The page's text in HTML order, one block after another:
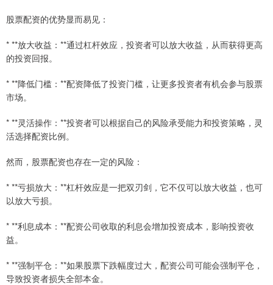
股票配资的优势显而易见：
* **放大收益：**通过杠杆效应，投资者可以放大收益，从而获得更高
的投资回报。
* **降低门槛：**配资降低了投资门槛，让更多投资者有机会参与股票
市场。
* **灵活操作：**投资者可以根据自己的风险承受能力和投资策略，灵
活选择配资比例。
然而，股票配资也存在一定的风险：
* **亏损放大：**杠杆效应是一把双刃剑，它不仅可以放大收益，也可
以放大亏损。
* **利息成本：**配资公司收取的利息会增加投资成本，影响投资收
益。
* **强制平仓：**如果股票下跌幅度过大，配资公司可能会强制平仓，
导致投资者损失全部本金。